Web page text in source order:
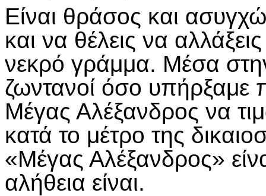
Είναι θράσος και
και να θέλεις να
νεκρό γράμμα. Μέσα
ζωντανοί όσο υπήρξαμε
Μέγας Αλέξανδρος να
κατά το μέτρο της
«Μέγας Αλέξανδρος»
αλήθεια είναι.